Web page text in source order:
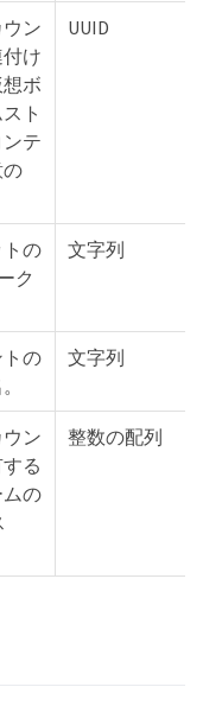
ン
付け
ボ
ト
テ
UUID
の
ク
文字列
の
文字列
ン
る
の
整数の配列